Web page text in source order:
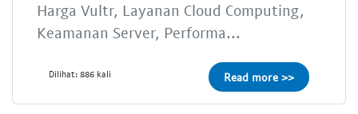
Harga Vultr, Layanan Cloud Computing,
Keamanan Server, Performa...
Dilihat: 886 kali Read more >>